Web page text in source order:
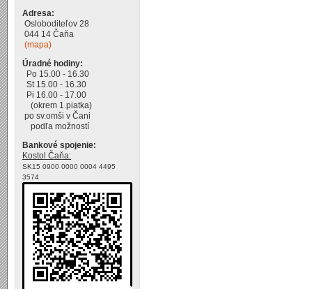
Adresa:
Osloboditeľov 28
044 14 Čaňa
(mapa)
Úradné hodiny:
Po 15.00 - 16.30
St 15.00 - 16.30
Pi 16.00 - 17.00
(okrem 1.piatka)
po sv.omši v Čani
podľa možností
Bankové spojenie:
Kostol Čaňa:
SK15 0900 0000 0004 4495
3574